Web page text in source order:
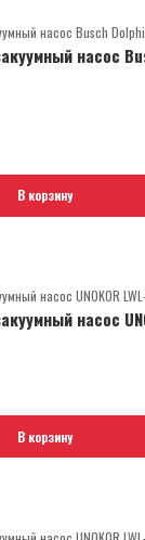
насос
В корзину
насос
В корзину